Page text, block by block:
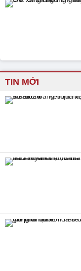
TIN MỚI